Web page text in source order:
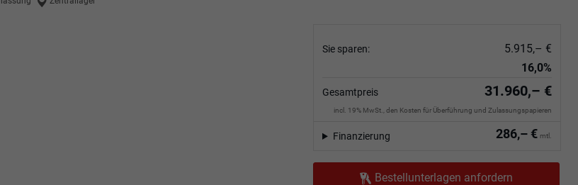
Sie sparen:
5.915,– €
16,0%
Gesamtpreis 31.960,– €
incl. 19% MwSt., den Kosten für Überführung und Zulassungspapieren
286,– € mtl.
Finanzierung
Bestellunterlagen anfordern